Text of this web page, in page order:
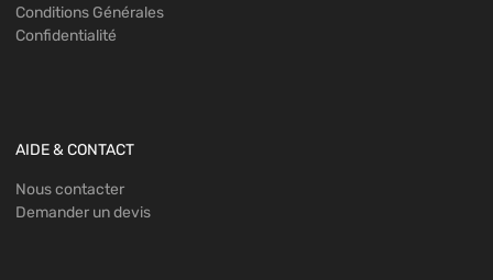
Conditions Générales
Confidentialité
AIDE & CONTACT
Nous contacter
Demander un devis